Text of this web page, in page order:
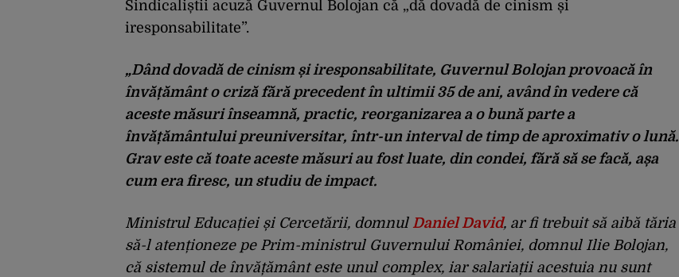
Sindicaliștii acuză Guvernul Bolojan că „dă dovadă de cinism și
iresponsabilitate”.
„Dând dovadă de cinism și iresponsabilitate, Guvernul Bolojan provoacă în
învățământ o criză fără precedent în ultimii 35 de ani, având în vedere că
aceste măsuri înseamnă, practic, reorganizarea a o bună parte a
învățământului preuniversitar, într-un interval de timp de aproximativ o lună.
Grav este că toate aceste măsuri au fost luate, din condei, fără să se facă, așa
cum era firesc, un studiu de impact.
Ministrul Educației și Cercetării, domnul Daniel David, ar fi trebuit să aibă tăria
să-l atenționeze pe Prim-ministrul Guvernului României, domnul Ilie Bolojan,
că sistemul de învățământ este unul complex, iar salariații acestuia nu sunt